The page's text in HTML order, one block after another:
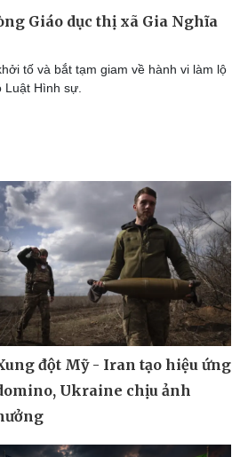
Giáo dục thị xã Gia Nghĩa
tố và bắt tạm giam về hành vi làm lộ
Luật Hình sự.
đột Mỹ - Iran tạo hiệu ứng
Ukraine chịu ảnh